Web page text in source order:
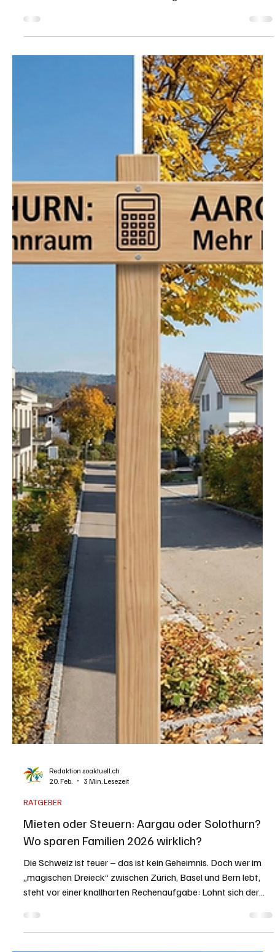
Banküberfälle in Lostorf und Erlinsbach:
Tatverdächtiger festgenommen
Am 10. Dezember 2025 und am 6. Februar 2026 kam es zu je
einem Raubüberfall in einer Raiffeisenbank in Lostorf und
Erlinsbach. In diesem Zusammenhang konnte nun ein
Tatverdächtiger, ein 27-jähriger Kroate, festgenommen
werden. Er befindet sich in Untersuchungshaft.
Staatsanwaltschaft Solothurn Symbolbild von Rainer Bleek /
unsplash.com Ein vorerst unbekannter Mann betrat am 10.
Dezember 2025 den Schalterraum der Raiffeisenbank in
Lostorf sowie am 6. Februar 2026 jenen der Rai